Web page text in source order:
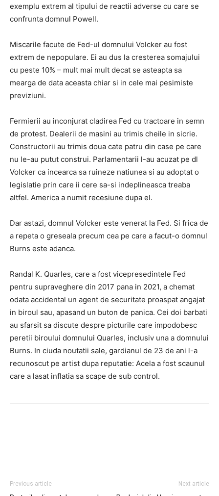
exemplu extrem al tipului de reactii adverse cu care se
confrunta domnul Powell.
Miscarile facute de Fed-ul domnului Volcker au fost
extrem de nepopulare. Ei au dus la cresterea somajului
cu peste 10% – mult mai mult decat se asteapta sa
mearga de data aceasta chiar si in cele mai pesimiste
previziuni.
Fermierii au inconjurat cladirea Fed cu tractoare in semn
de protest. Dealerii de masini au trimis cheile in sicrie.
Constructorii au trimis doua cate patru din case pe care
nu le-au putut construi. Parlamentarii l-au acuzat pe dl
Volcker ca incearca sa ruineze natiunea si au adoptat o
legislatie prin care ii cere sa-si indeplineasca treaba
altfel. America a numit recesiune dupa el.
Dar astazi, domnul Volcker este venerat la Fed. Si frica de
a repeta o greseala precum cea pe care a facut-o domnul
Burns este adanca.
Randal K. Quarles, care a fost vicepresedintele Fed
pentru supraveghere din 2017 pana in 2021, a chemat
odata accidental un agent de securitate proaspat angajat
in biroul sau, apasand un buton de panica. Cei doi barbati
au sfarsit sa discute despre picturile care impodobesc
peretii biroului domnului Quarles, inclusiv una a domnului
Burns. In ciuda noutatii sale, gardianul de 23 de ani l-a
recunoscut pe artist dupa reputatie: Acela a fost scaunul
care a lasat inflatia sa scape de sub control.
Previous article Next article